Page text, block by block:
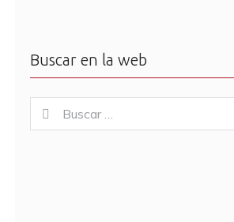
Buscar en la web
for:
Buscar